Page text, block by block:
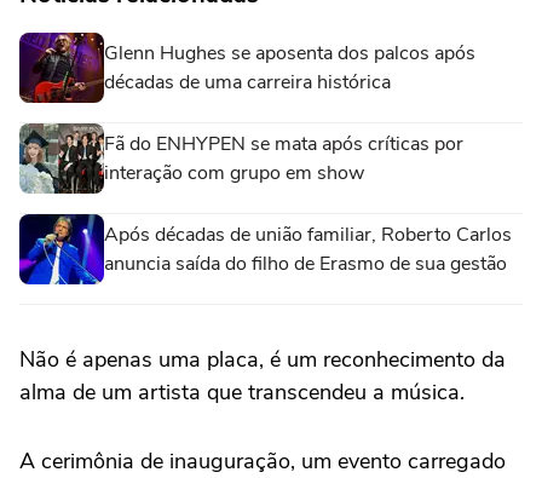
Glenn Hughes se aposenta dos palcos após
décadas de uma carreira histórica
Fã do ENHYPEN se mata após críticas por
interação com grupo em show
Após décadas de união familiar, Roberto Carlos
anuncia saída do filho de Erasmo de sua gestão
Não é apenas uma placa, é um reconhecimento da
alma de um artista que transcendeu a música.
A cerimônia de inauguração, um evento carregado